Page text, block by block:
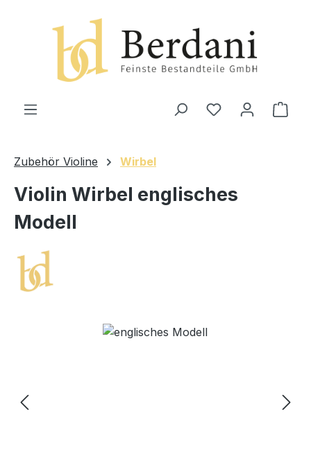
Zubehör Violine Wirbel
Violin Wirbel englisches
Modell
Bildergalerie überspringen